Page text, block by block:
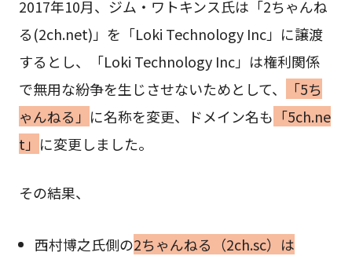
2017年10月、ジム・ワトキンス氏は「2ちゃんね
る(2ch.net)」を「Loki Technology Inc」に譲渡
するとし、「Loki Technology Inc」は権利関係
で無用な紛争を生じさせないためとして、
「5ち
ゃんねる」 に名称を変更、ドメイン名も 「5ch.ne
t」 に変更しました。
その結果、
西村博之氏側の2ちゃんねる（2ch.sc）は